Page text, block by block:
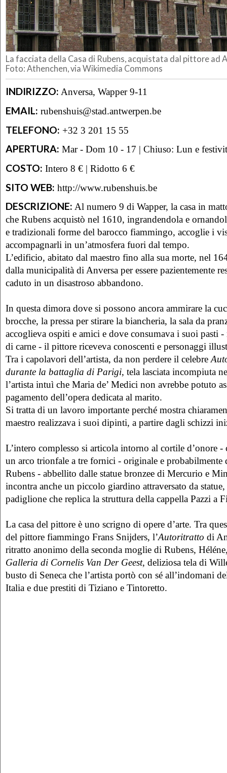
La facciata della Casa di Rubens, acquistata dal pittore ad
Foto: Athenchen, via Wikimedia Commons
INDIRIZZO: Anversa, Wapper 9-11
EMAIL: rubenshuis@stad.antwerpen.be
TELEFONO: +32 3 201 15 55
APERTURA: Mar - Dom 10 - 17 | Chiuso: Lun e
COSTO: Intero 8 € | Ridotto 6 €
SITO WEB: http://www.rubenshuis.be
DESCRIZIONE: Al numero 9 di Wapper, la casa in
che Rubens acquistò nel 1610, ingrandendola e
e tradizionali forme del barocco fiammingo, accoglie i
accompagnarli in un’atmosfera fuori dal tempo.
L’edificio, abitato dal maestro fino alla sua morte, nel
dalla municipalità di Anversa per essere pazientemente
caduto in un disastroso abbandono.
In questa dimora dove si possono ancora ammirare la
brocche, la pressa per stirare la biancheria, la sala da
accoglieva ospiti e amici e dove consumava i suoi pasti
di carne - il pittore riceveva conoscenti e personaggi
Tra i capolavori dell’artista, da non perdere il celebre
durante la battaglia di Parigi, tela lasciata incompiuta
l’artista intuì che Maria de’ Medici non avrebbe potuto
pagamento dell’opera dedicata al marito.
Si tratta di un lavoro importante perché mostra
maestro realizzava i suoi dipinti, a partire dagli schizzi
L’intero complesso si articola intorno al cortile d’onore
un arco trionfale a tre fornici - originale e probabilmente
Rubens - abbellito dalle statue bronzee di Mercurio e
incontra anche un piccolo giardino attraversato da
padiglione che replica la struttura della cappella Pazzi a
La casa del pittore è uno scrigno di opere d’arte. Tra
del pittore fiammingo Frans Snijders, l’Autoritratto di
ritratto anonimo della seconda moglie di Rubens,
Galleria di Cornelis Van Der Geest, deliziosa tela di
busto di Seneca che l’artista portò con sé all’indomani
Italia e due prestiti di Tiziano e Tintoretto.